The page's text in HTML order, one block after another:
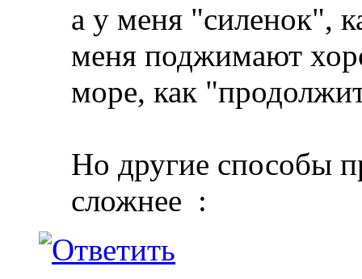
а у меня "силенок",
меня поджимают
море, как
Но другие способы
сложнее :